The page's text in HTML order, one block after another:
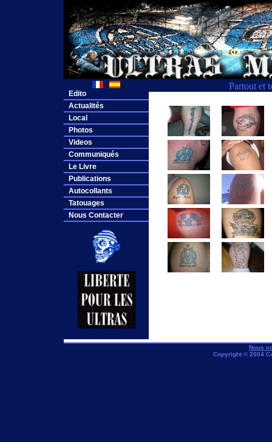
Partout et
Edito
Actualités
Local
Photos
Videos
Communiqués
Le Livre
Publications
Autocollants
Tatouages
Nous Contacter
Nous
Copyright © 2004